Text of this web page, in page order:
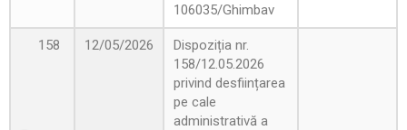
106035/Ghimbav
158 12/05/2026
Dispoziția nr.
158/12.05.2026
privind desființarea
pe cale
administrativă a